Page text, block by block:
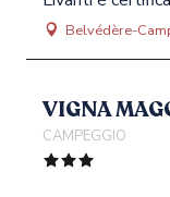
Belvédère-
VIGNA
CAMPEGGIO